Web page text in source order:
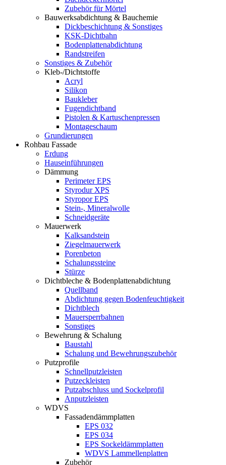
Zubehör für Mörtel
Bauwerksabdichtung & Bauchemie
Dickbeschichtung & Sonstiges
KSK-Dichtbahn
Bodenplattenabdichtung
Randstreifen
Sonstiges & Zubehör
Kleb-/Dichtstoffe
Acryl
Silikon
Baukleber
Fugendichtband
Pistolen & Kartuschenpressen
Montageschaum
Grundierungen
Rohbau Fassade
Erdung
Hauseinführungen
Dämmung
Perimeter EPS
Styrodur XPS
Styropor EPS
Stein-, Mineralwolle
Schneidgeräte
Mauerwerk
Kalksandstein
Ziegelmauerwerk
Porenbeton
Schalungssteine
Stürze
Dichtbleche & Bodenplattenabdichtung
Quellband
Abdichtung gegen Bodenfeuchtigkeit
Dichtblech
Mauersperrbahnen
Sonstiges
Bewehrung & Schalung
Baustahl
Schalung und Bewehrungszubehör
Putzprofile
Schnellputzleisten
Putzeckleisten
Putzabschluss und Sockelprofil
Anputzleisten
WDVS
Fassadendämmplatten
EPS 032
EPS 034
EPS Sockeldämmplatten
WDVS Lammellenplatten
Zubehör